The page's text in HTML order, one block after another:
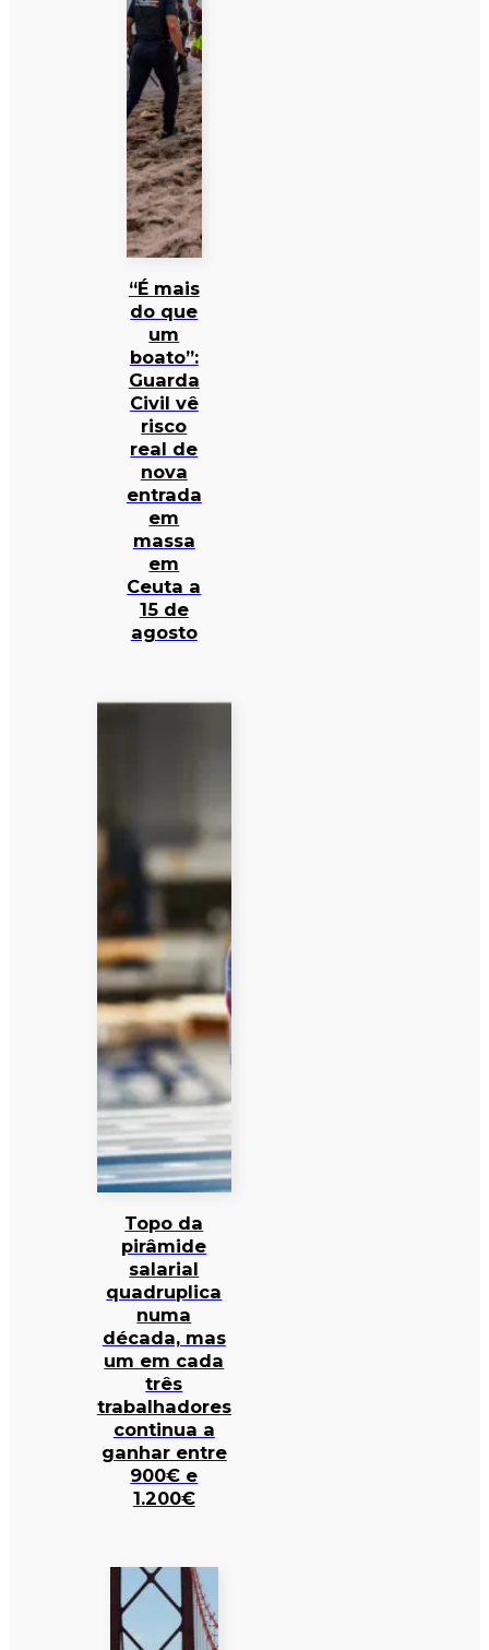
“É mais
do que
um
boato”:
Guarda
Civil vê
risco
real de
nova
entrada
em
massa
em
Ceuta a
15 de
agosto
Topo da
pirâmide
salarial
quadruplica
numa
década, mas
um em cada
três
trabalhadores
continua a
ganhar entre
900€ e
1.200€